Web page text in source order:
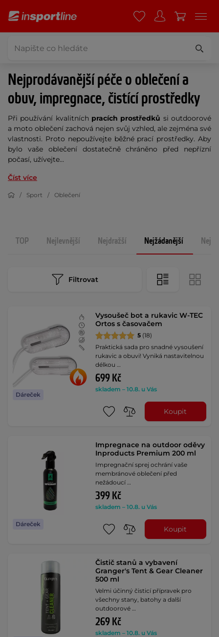
Nejprodávanější péče o oblečení a
obuv, impregnace, čistící prostředky
Při používání kvalitních pracích prostředků si outdoorové
a moto oblečení zachová nejen svůj vzhled, ale zejména své
vlastnosti. Proto nepoužívejte běžné prací prostředky. Aby
bylo vaše oblečení dostatečně chráněno před nepřízní
počasí, užívejte...
Číst více
Sport Oblečení
TOP Nejlevnější Nejdražší Nejžádanější
Filtrovat
Dáreček
Vysoušeč bot a rukavic W-TEC
Ortos s časovačem
5 (18)
Praktická sada pro snadné vysoušení
rukavic a obuvi! Vyniká nastavitelnou
délkou …
699 Kč
skladem – 10.8. u Vás
Koupit
Dáreček
Impregnace na outdoor oděvy
Inproducts Premium 200 ml
Impregnační sprej ochrání vaše
membránové oblečení před
nežádoucí …
399 Kč
skladem – 10.8. u Vás
Koupit
Čistič stanů a vybavení
Granger's Tent & Gear Cleaner
500 ml
Velmi účinný čisticí přípravek pro
všechny stany, batohy a další
outdoorové …
269 Kč
skladem – 10.8. u Vás